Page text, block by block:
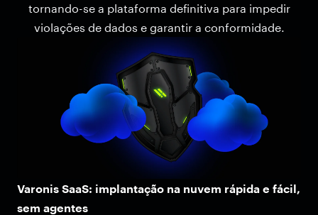
tornando-se a plataforma definitiva para impedir
violações de dados e garantir a conformidade.
Varonis SaaS: implantação na nuvem rápida e fácil,
sem agentes